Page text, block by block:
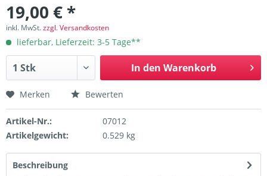
19,00 € *
inkl. MwSt.zzgl. Versandkosten
lieferbar, Lieferzeit: 3-5 Tage**
In den Warenkorb
Merken Bewerten
Artikel-Nr.:
07012
Artikelgewicht:
0.529 kg
Beschreibung